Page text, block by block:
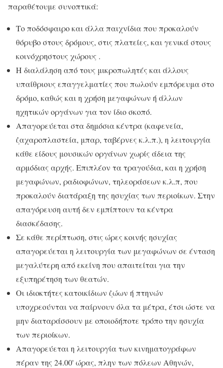
παραθέτουμε συνοπτικά:
Το ποδόσφαιρο και άλλα παιχνίδια που προκαλούν
θόρυβο στους δρόμους, στις πλατείες, και γενικά στους
κοινόχρηστους χώρους .
Η διαλάληση από τους μικροπωλητές και άλλους
υπαίθριους επαγγελματίες που πωλούν εμπόρευμα στο
δρόμο, καθώς και η χρήση μεγαφώνων ή άλλων
ηχητικών οργάνων για τον ίδιο σκοπό.
Απαγορεύεται στα δημόσια κέντρα (καφενεία,
ζαχαροπλαστεία, μπαρ, ταβέρνες κ.λ.π.), η λειτουργία
κάθε είδους μουσικών οργάνων χωρίς άδεια της
αρμόδιας αρχής. Επιπλέον τα τραγούδια, και η χρήση
μεγαφώνων, ραδιοφώνων, τηλεοράσεων κ.λ.π, που
προκαλούν διατάραξη της ησυχίας των περιοίκων. Στην
απαγόρευση αυτή δεν εμπίπτουν τα κέντρα
διασκέδασης.
Σε κάθε περίπτωση, στις ώρες κοινής ησυχίας
απαγορεύεται η λειτουργία των μεγαφώνων σε ένταση
μεγαλύτερη από εκείνη που απαιτείται για την
εξυπηρέτηση των θεατών.
Οι ιδιοκτήτες κατοικίδιων ζώων ή πτηνών
υποχρεούνται να παίρνουν όλα τα μέτρα, έτσι ώστε να
μην διαταράσσουν με οποιοδήποτε τρόπο την ησυχία
των περιοίκων.
Απαγορεύεται η λειτουργία των κινηματογράφων
πέραν της 24.00' ώρας, πλην των πόλεων Αθηνών,